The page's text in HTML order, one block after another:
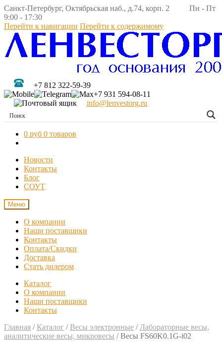
Санкт-Петербург, Октябрьская наб., д.74, корп. 2 Пн - Пт
9:00 - 17:30
Перейти к навигации Перейти к содержимому
+7 812 322-59-39
+7 931 594-08-11
info@lenvestorg.ru
0 руб 0 товаров
Новости
Контакты
Блог
СОУТ
Меню
О компании
Наши поставщики
Контакты
Оплата/Скидки
Доставка
Стать дилером
Каталог
О компании
Наши поставщики
Контакты
Главная / Каталог / Весы электронные /Лабораторные весы,
аналитические весы, микровесы /Весы FS60K0.1G-i02